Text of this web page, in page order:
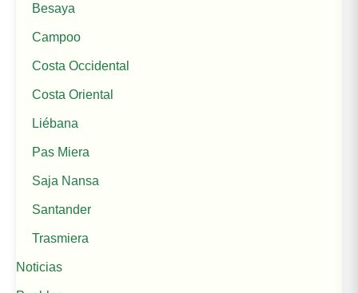
Besaya
Campoo
Costa Occidental
Costa Oriental
Liébana
Pas Miera
Saja Nansa
Santander
Trasmiera
Noticias